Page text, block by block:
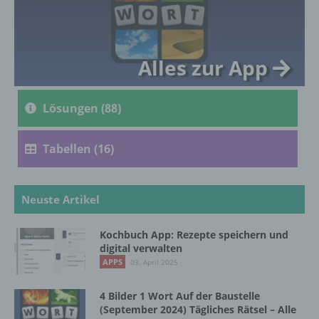
Alles zur App
Lösungen (88)
Tabellen (16)
Neuste Artikel
Kochbuch App: Rezepte speichern und
digital verwalten
APPS 03. April 2025
4 Bilder 1 Wort Auf der Baustelle
(September 2024) Tägliches Rätsel – Alle
genetischen, psychischen, wirtschaftlichen,
kulturellen oder sozialen Identität dieser
natürlichen Person sind, identifiziert werden
Betroffene Person ist jede identifizierte oder
identifizierbare natürliche Person, deren
personenbezogene Daten von dem für die
Verarbeitung Verantwortlichen verarbeitet
werden.
c) Verarbeitung
Verarbeitung ist jeder mit oder ohne Hilfe
Vorgang oder jede solche Vorgangsreihe im
Zusammenhang mit personenbezogenen